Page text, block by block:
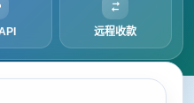
远程收款